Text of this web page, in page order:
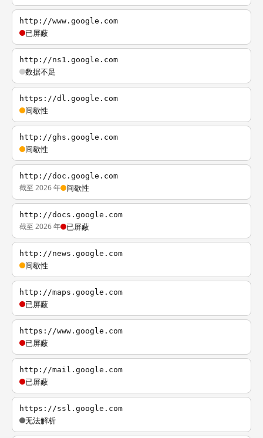
http://www.google.com
已屏蔽
http://ns1.google.com
数据不足
https://dl.google.com
间歇性
http://ghs.google.com
间歇性
http://doc.google.com
截至 2026 年 间歇性
http://docs.google.com
截至 2026 年 已屏蔽
http://news.google.com
间歇性
http://maps.google.com
已屏蔽
https://www.google.com
已屏蔽
http://mail.google.com
已屏蔽
https://ssl.google.com
无法解析